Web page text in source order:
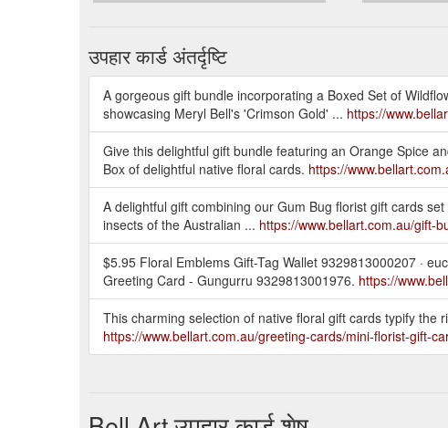
उपहार कार्ड अंतर्दृष्टि
A gorgeous gift bundle incorporating a Boxed Set of
showcasing Meryl Bell's 'Crimson Gold' ... https://
Give this delightful gift bundle featuring an Orange Spice
Box of delightful native floral cards. https://
A delightful gift combining our Gum Bug florist gift cards
insects of the Australian ... https://www.bellart.com.au/gift-
$5.95 Floral Emblems Gift-Tag Wallet 9329813000207 ·
Greeting Card - Gungurru 9329813001976. https://
This charming selection of native floral gift cards typify
https://www.bellart.com.au/greeting-cards/mini-florist-gift-